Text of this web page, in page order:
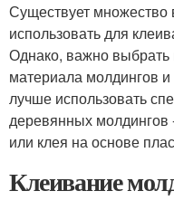
Существует
использовать для
Однако, важно
материала молдингов
лучше использовать
деревянных молдингов
или клея на основе
Клеивание